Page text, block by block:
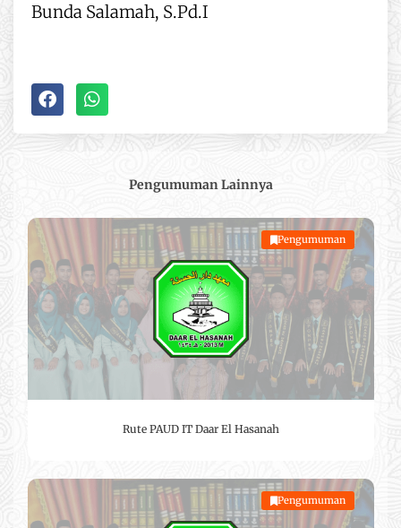
Bunda Salamah, S.Pd.I
PengumumanLainnya
Pengumuman
Rute PAUD IT Daar El Hasanah
Pengumuman